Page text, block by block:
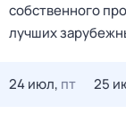
собственного
лучших
24 июл, пт 25